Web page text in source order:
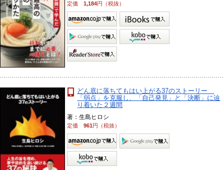
定価1,184円（税抜）
どん底に落ちてもはい上がる37のストーリー
「弱点」を克服し、「自己発見」と「決断」に辿
り着いた２週間
著：生島ヒロシ
定価961円（税抜）